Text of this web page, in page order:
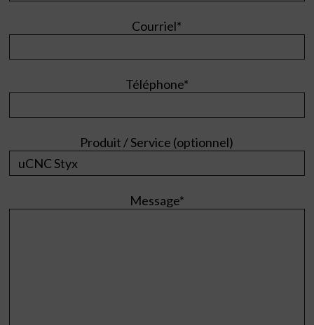
Courriel*
Téléphone*
Produit / Service (optionnel)
Message*